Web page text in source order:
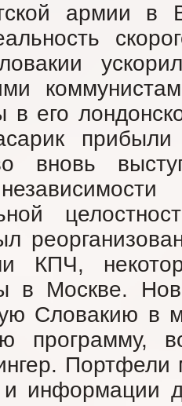
армии в
в его
прибыли
вновь
КПЧ,
в Москве.
Словакию в
программу,
Портфели
и информации